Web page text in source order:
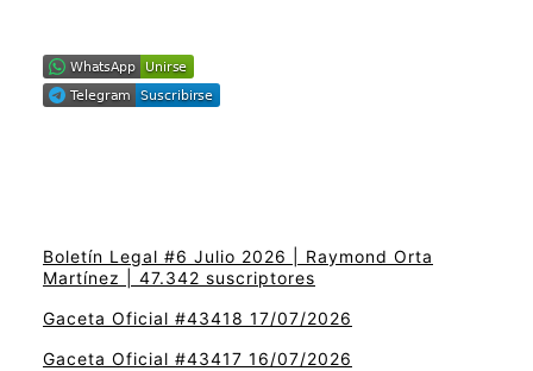
Boletín Legal #6 Julio 2026 | Raymond Orta
Martínez | 47.342 suscriptores
Gaceta Oficial #43418 17/07/2026
Gaceta Oficial #43417 16/07/2026